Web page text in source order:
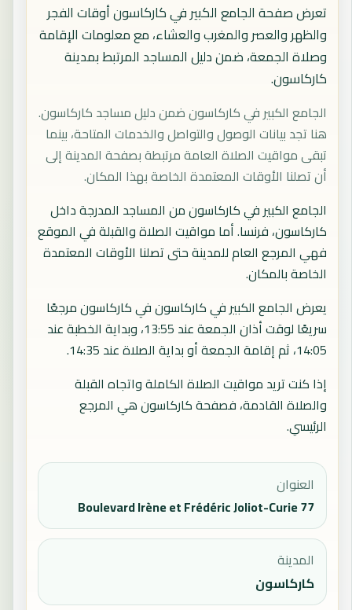
تعرض صفحة الجامع الكبير في كاركاسون أوقات الفجر
والظهر والعصر والمغرب والعشاء، مع معلومات الإقامة
وصلاة الجمعة، ضمن دليل المساجد المرتبط بمدينة
كاركاسون.
الجامع الكبير في كاركاسون ضمن دليل مساجد كاركاسون.
هنا تجد بيانات الوصول والتواصل والخدمات المتاحة، بينما
تبقى مواقيت الصلاة العامة مرتبطة بصفحة المدينة إلى
أن تصلنا الأوقات المعتمدة الخاصة بهذا المكان.
الجامع الكبير في كاركاسون من المساجد المدرجة داخل
كاركاسون، فرنسا. أما مواقيت الصلاة والقبلة في الموقع
فهي المرجع العام للمدينة حتى تصلنا الأوقات المعتمدة
الخاصة بالمكان.
يعرض الجامع الكبير في كاركاسون في كاركاسون مرجعًا
سريعًا لوقت أذان الجمعة عند 13:55، وبداية الخطبة عند
14:05، ثم إقامة الجمعة أو بداية الصلاة عند 14:35.
إذا كنت تريد مواقيت الصلاة الكاملة واتجاه القبلة
والصلاة القادمة، فصفحةكاركاسونهي المرجع
الرئيسي.
العنوان
77 Boulevard Irène et Frédéric Joliot-Curie
المدينة
كاركاسون